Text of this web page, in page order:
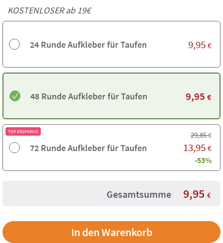
KOSTENLOSER ab 19€
24 Runde Aufkleber für Taufen 9,95 €
48 Runde Aufkleber für Taufen 9,95 €
TOP ERSPARNIS
72 Runde Aufkleber für Taufen
29,85€
13,95 €
-53%
Gesamtsumme 9,95 €